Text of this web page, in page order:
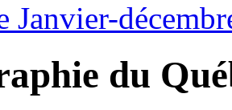
Janvier-
du